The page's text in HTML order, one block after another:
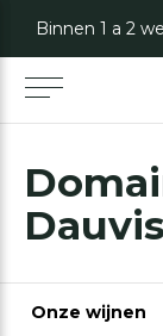
Onze wijnen